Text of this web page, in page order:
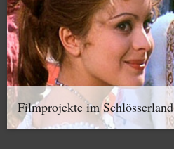
Filmprojekte im Schlösserland